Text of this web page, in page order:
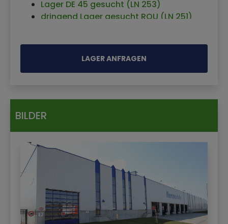
32.000 qm
Kontraktlogistik Möglingen
Kontraktlogistikfläche Bremen
Kontraktlogistik, Logistikflächen,
Kontraktlogistik in 29122 Piacenza (Italien)
Kontraktlogistikfläche in Düsseldorf
Kontraktlogistik in Ljubljana
Kontraktlogistik Bukarest
Kontraktlogistik Haiterbach
Kontraktlogistik Budapest
Kontraktlogistikfläche in Thaleischweiler-
Kontraktlogistikfläche in Karlsruhe
Kontraktlogistik in Elterlein
Kontraktlogistik Senec/Bratislava
Lager DE 45 gesucht (LN 253)
dringend Lager gesucht ROU (LN 251)
Lager Raum DE 66 gesucht
LN 237
Gefahrstofflager DE 06 (max. 250 km
Fulfillment Partner (Crossdocklager) DE
gesucht (LN 283)
Lager DE 47 (LN 259)
Lager und Distribution neuer Lithium-
Energiespeichersysteme gesucht (LN 343)
Lager Mitte DE für Kühl- und Trockenware
LAGER ANFRAGEN
BILDER